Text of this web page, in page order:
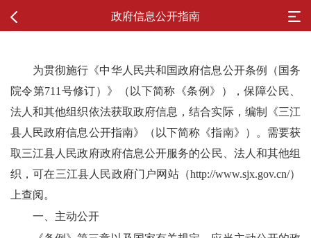
政府信息公开指南
为贯彻施行《中华人民共和国政府信息公开条例 （ 国务
院令第711号修订） 》（以下简称《条例》），保障公民、
法人和其他组织依法获取政府信息，结合实际，编制《三江
县 人民政府信息公开指南》（以下简称《指南》）。需要获
取三江县 人民政府政府信息公开服务的公民、法人和其他组
织，可在三江县人民政府门户网站（http://www.sjx.gov.cn/）
上查阅 。
一、主动公开